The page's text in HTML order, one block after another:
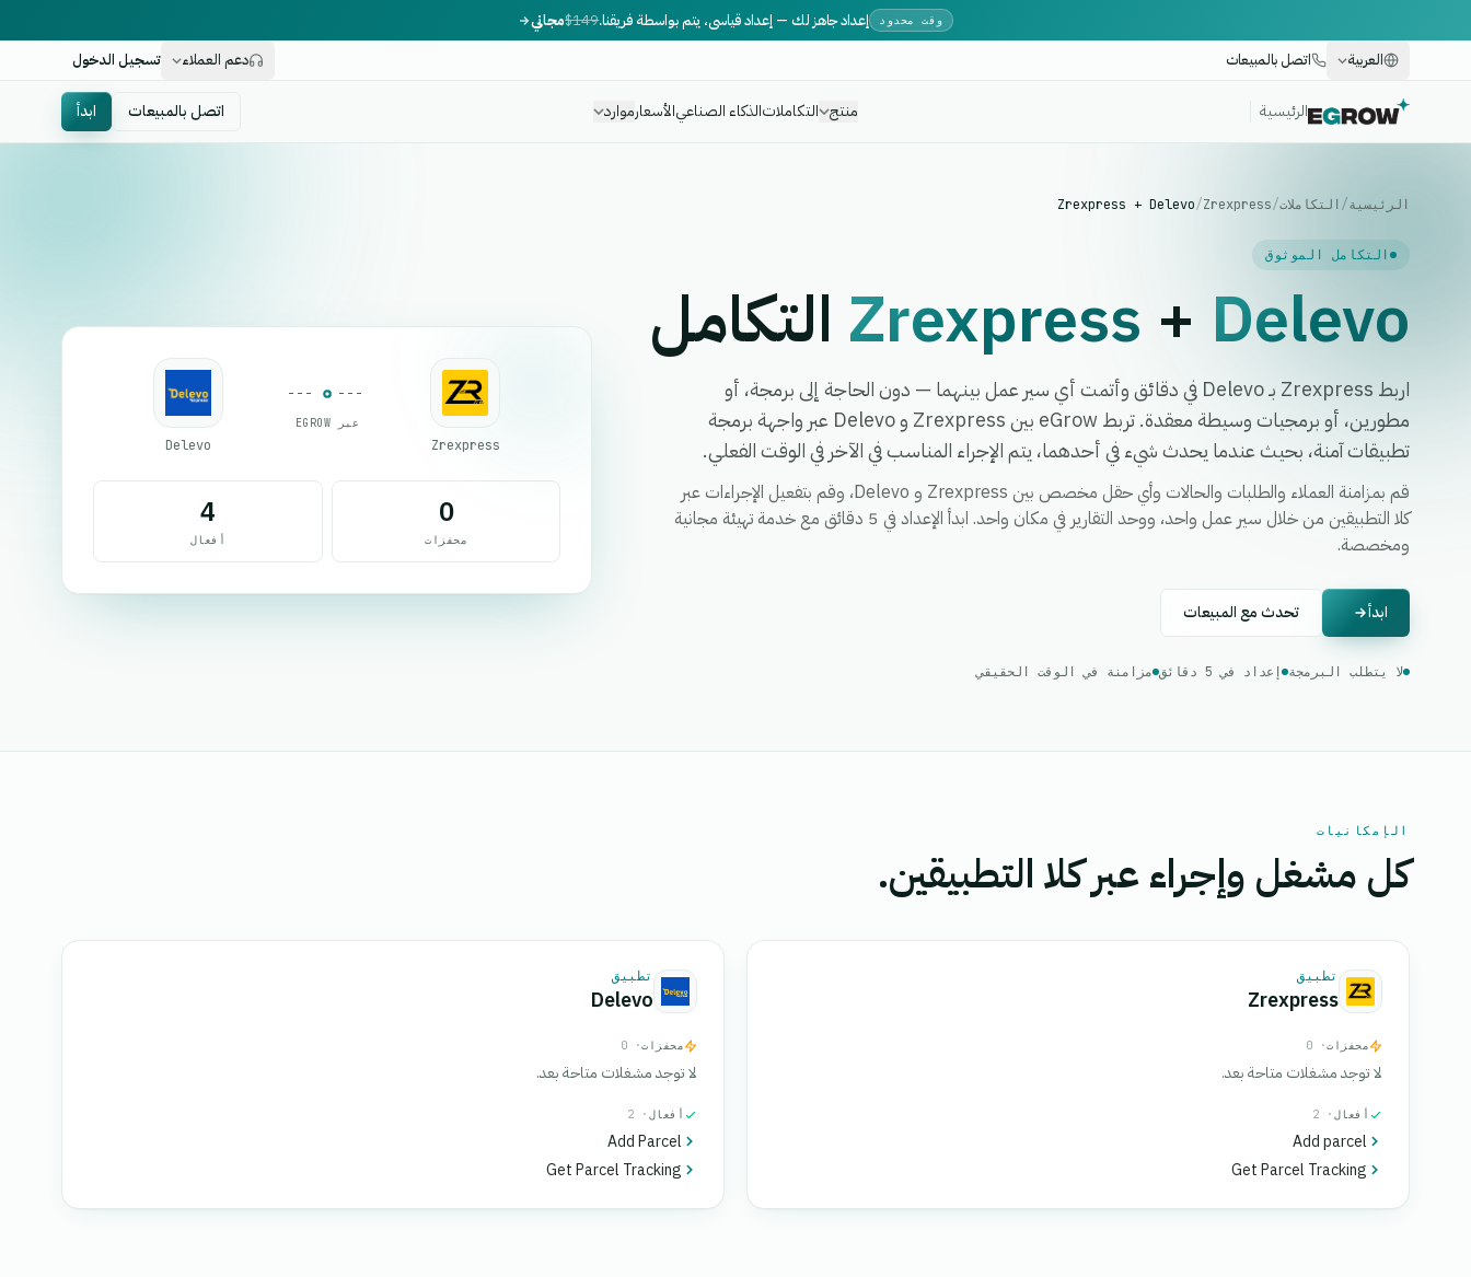
وقت محدود إعداد جاهز لك — إعداد قياسي، يتم بواسطة فريقنا.$149مجاني
العربية
اتصل بالمبيعات دعم العملاء تسجيل الدخول
الرئيسية منتج التكاملاتالذكاء الصناعيالأسعارموارد اتصل بالمبيعات ابدأ
الرئيسية/ التكاملات/
Zrexpress
/
Zrexpress + Delevo
التكامل الموثوق
Zrexpress + Delevo التكامل
اربط Zrexpress بـ Delevo في دقائق وأتمت أي سير عمل بينهما — دون الحاجة إلى برمجة، أو
مطورين، أو برمجيات وسيطة معقدة. تربط eGrow بين Zrexpress و Delevo عبر واجهة برمجة
تطبيقات آمنة، بحيث عندما يحدث شيء في أحدهما، يتم الإجراء المناسب في الآخر في الوقت الفعلي.
قم بمزامنة العملاء والطلبات والحالات وأي حقل مخصص بين Zrexpress و Delevo، وقم بتفعيل الإجراءات عبر
كلا التطبيقين من خلال سير عمل واحد، ووحد التقارير في مكان واحد. ابدأ الإعداد في 5 دقائق مع خدمة تهيئة مجانية
ومخصصة.
ابدأ تحدث مع المبيعات
لا يتطلب البرمجة إعداد في 5 دقائق مزامنة في الوقت الحقيقي
Zrexpress
عبر EGROW
Delevo
0
محفزات
4
أفعال
الإمكانيات
كل مشغل وإجراء عبر كلا التطبيقين.
تطبيق
Zrexpress
محفزات· 0
لا توجد مشغلات متاحة بعد.
أفعال · 2
Add parcel
Get Parcel Tracking
تطبيق
Delevo
محفزات· 0
لا توجد مشغلات متاحة بعد.
أفعال · 2
Add Parcel
Get Parcel Tracking